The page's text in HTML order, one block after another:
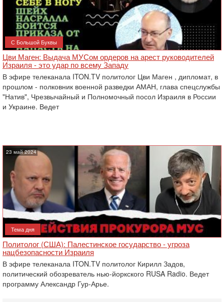
С Большой Буквы
Цви Маген: Выдача МУСом ордеров на арест руководителей
Израиля - это удар по всему Западу
В эфире телеканала ITON.TV политолог Цви Маген , дипломат, в
прошлом - полковник военной разведки АМАН, глава спецслужбы
"Натив", ‎Чрезвычайный и Полномочный посол Израиля в России
и Украине. Ведет
23 май 2024
Тема дня
Политолог (США): Палестинское государство - угроза
нацбезопасности Израиля
В эфире телеканала ITON.TV политолог Кирилл Задов,
политический обозреватель нью-йоркского RUSA Radio. Ведет
программу Александр Гур-Арье.